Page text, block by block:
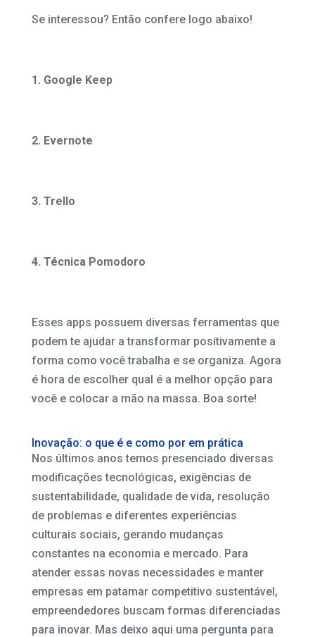
Se interessou? Então confere logo abaixo!
1. Google Keep
2. Evernote
3. Trello
4. Técnica Pomodoro
Esses apps possuem diversas ferramentas que
podem te ajudar a transformar positivamente a
forma como você trabalha e se organiza. Agora
é hora de escolher qual é a melhor opção para
você e colocar a mão na massa. Boa sorte!
Inovação: o que é e como por em prática
Nos últimos anos temos presenciado diversas
modificações tecnológicas, exigências de
sustentabilidade, qualidade de vida, resolução
de problemas e diferentes experiências
culturais sociais, gerando mudanças
constantes na economia e mercado. Para
atender essas novas necessidades e manter
empresas em patamar competitivo sustentável,
empreendedores buscam formas diferenciadas
para inovar. Mas deixo aqui uma pergunta para